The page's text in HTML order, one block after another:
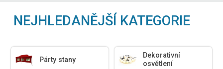
NEJHLEDANĚJŠÍ KATEGORIE
Párty stany
Dekorativní
osvětlení